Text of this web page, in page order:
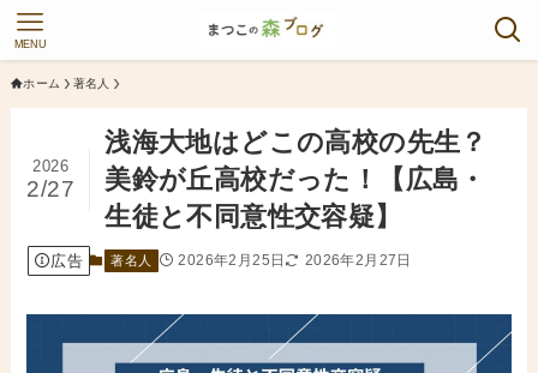
MENU
ホーム 著名人
浅海大地はどこの高校の先生？
美鈴が丘高校だった！【広島・
生徒と不同意性交容疑】
2026
2/27
広告 著名人 2026年2月25日 2026年2月27日